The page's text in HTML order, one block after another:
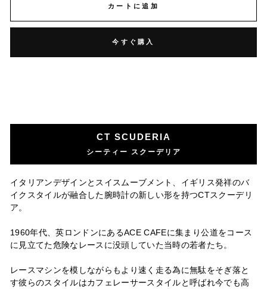
カートに追加
今すぐ購入
CT SCUDERIA
シーティー スクーデリア
イタリアンデザインとスイスムーブメント、イギリス発祥のバ
イクスタイルが融合した腕時計の新しい形を持つCTスクーデリ
ア。
1960年代、英ロンドンにあるACE CAFEに集まり公道をコース
に見立てた危険なレースに没頭していた当時の若者たち。
レースマシンを模しながらもより速く走る為に無駄をそぎ落と
す彼らのスタイルはカフェレーサースタイルと呼ばれ今でも高